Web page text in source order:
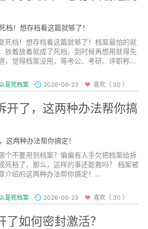
档！想存档看这篇就够了！档案最怕的就
放着放着就成了死档，到时候再想用就得先
，觉得档案没用，等考公、考研、评职称、
是死档案 2026-06-23 喜欢（ 30 ）
开了，这两种办法帮你搞
个不要用到档案？偏偏有人手欠把档案给拆
死档了，那么，这样的事还能救吗？ 档案被
介绍的这两种办法帮你搞定！
是死档案 2026-06-23 喜欢（ 30 ）
了如何密封激活？